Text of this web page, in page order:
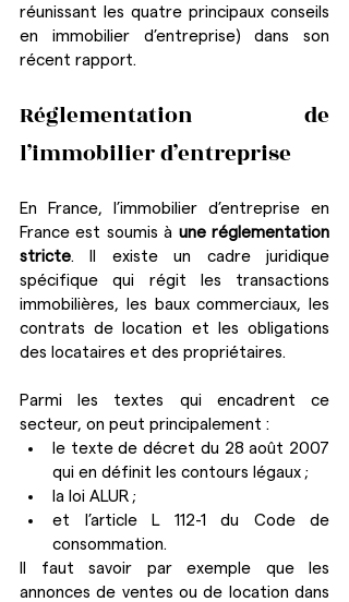
réunissant les quatre principaux conseils
en immobilier d’entreprise) dans son
récent rapport.
Réglementation de
l’immobilier d’entreprise
En France, l’immobilier d’entreprise en
France est soumis à une réglementation
stricte. Il existe un cadre juridique
spécifique qui régit les transactions
immobilières, les baux commerciaux, les
contrats de location et les obligations
des locataires et des propriétaires.
Parmi les textes qui encadrent ce
secteur, on peut principalement :
le texte de décret du 28 août 2007
qui en définit les contours légaux ;
la loi ALUR ;
et l’article L 112-1 du Code de
consommation.
Il faut savoir par exemple que les
annonces de ventes ou de location dans